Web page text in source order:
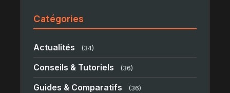
Catégories
Actualités (34)
Conseils & Tutoriels (36)
Guides & Comparatifs (36)